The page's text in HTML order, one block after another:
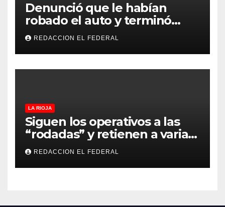
Denunció que le habían
robado el auto y terminó
confesando que su hermano
lo empeñó por drogas
REDACCION EL FEDERAL
LA RIOJA
Siguen los operativos a las
“rodadas” y retienen a varias
motocicletas
REDACCION EL FEDERAL